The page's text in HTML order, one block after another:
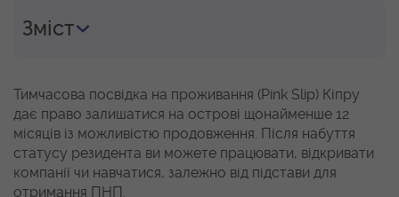
Зміст
Тимчасова посвідка на проживання (Pink Slip) Кіпру
дає право залишатися на острові щонайменше 12
місяців із можливістю продовження. Після набуття
статусу резидента ви можете працювати, відкривати
компанії чи навчатися, залежно від підстави для
отримання ПНП.